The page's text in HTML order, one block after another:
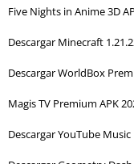
Five Nights in Anime 3D
Descargar Minecraft
Descargar WorldBox
Magis TV Premium APK
Descargar YouTube